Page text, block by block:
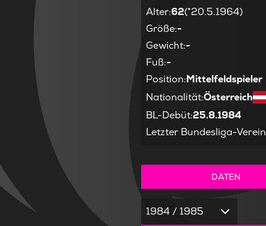
Alter:62(*20.5.1964)
Größe:-
Gewicht:-
Fuß:-
Position:Mittelfeldspieler
Nationalität:Österreich
BL-Debüt:25.8.1984
Letzter Bundesliga-Verein
DATEN
1984 / 1985